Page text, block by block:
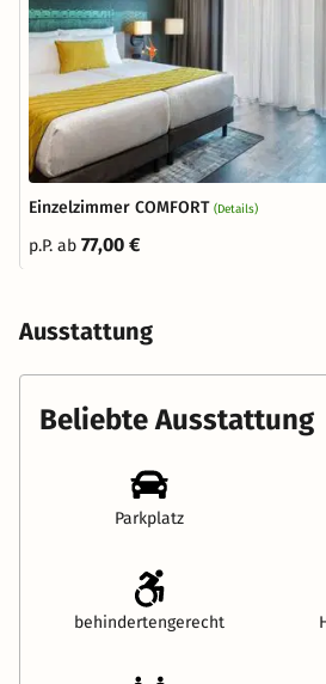
Einzelzimmer COMFORT (Details)
p.P. ab 77,00 €
Ausstattung
Beliebte Ausstattung
Parkplatz
behindertengerecht